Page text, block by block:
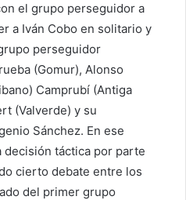
el grupo perseguidor a
a Iván Cobo en solitario y
perseguidor
(Gomur), Alonso
Camprubí (Antiga
(Valverde) y su
Sánchez. En ese
decisión táctica por parte
cierto debate entre los
del primer grupo